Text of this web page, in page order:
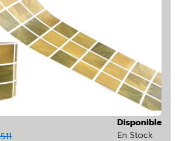
Disponible
En Stock